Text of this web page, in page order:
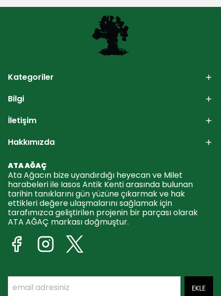
Kategoriler
Bilgi
İletişim
Hakkımızda
ATA AĞAÇ
Ata Ağacın bize uyandırdığı heyecan ve Milet
harabeleri ile Iasos Antik Kenti arasında bulunan
tarihin tanıklarını gün yüzüne çıkarmak ve hak
ettikleri değere ulaşmalarını sağlamak için
tarafımızca geliştirilen projenin bir parçası olarak
ATA AĞAÇ markası doğmuştur.
EKLE